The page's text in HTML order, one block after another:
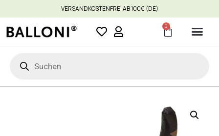
VERSANDKOSTENFREI AB 100€ (DE)
0